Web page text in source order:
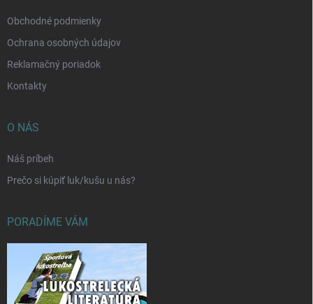
Obchodné podmienky
Ochrana osobných údajov
Reklamačný poriadok
Kontakty
O NÁS
Náš príbeh
Prečo si kúpiť luk/kušu u nás?
PORADÍME VÁM